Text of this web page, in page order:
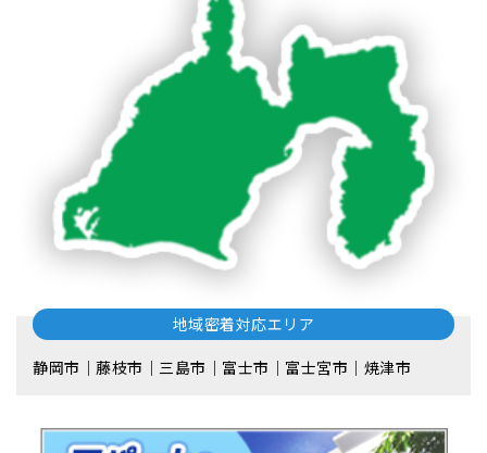
地域密着対応エリア
静岡市｜藤枝市｜三島市｜富士市｜富士宮市｜焼津市